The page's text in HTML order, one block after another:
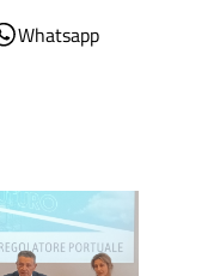
Whatsapp